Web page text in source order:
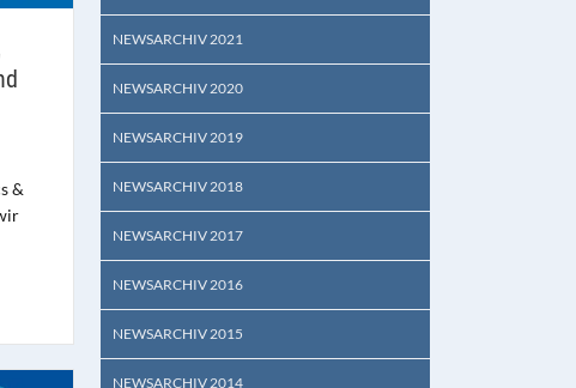
&
NEWSARCHIV 2021
NEWSARCHIV 2020
NEWSARCHIV 2019
NEWSARCHIV 2018
NEWSARCHIV 2017
NEWSARCHIV 2016
NEWSARCHIV 2015
NEWSARCHIV 2014